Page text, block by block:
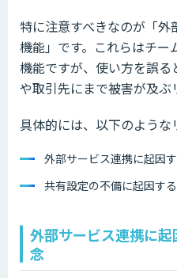
特に注意すべきなのが「
機能」です。これらはチ
機能ですが、使い方を誤
や取引先にまで被害が及ぶ
具体的には、以下のような
外部サービス連携に起因
共有設定の不備に起因す
外部サービス連携に
念